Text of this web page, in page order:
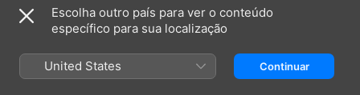
Trailers
Escolha outro país para ver o conteúdo
específico para sua localização
United States Continuar